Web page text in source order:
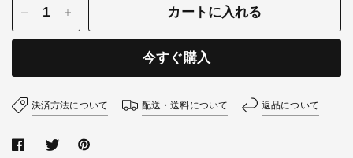
カートに入れる
今すぐ購入
決済方法について 配送・送料について 返品について